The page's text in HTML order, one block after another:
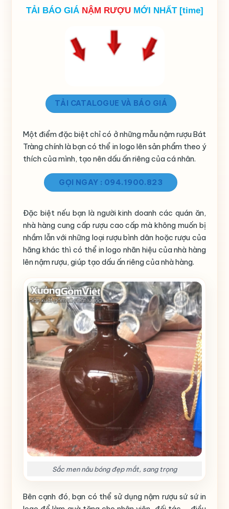
TẢI BÁO GIÁ NẬM RƯỢUMỚI NHẤT [time]
TẢI CATALOGUE VÀ BÁO GIÁ
Một điểm đặc biệt chỉ có ở những mẫu nậm rượu Bát
Tràng chính là bạn có thể in logo lên sản phẩm theo ý
thích của mình, tạo nên dấu ấn riêng của cá nhân.
GỌI NGAY : 094.1900.823
Đặc biệt nếu bạn là người kinh doanh các quán ăn,
nhà hàng cung cấp rượu cao cấp mà không muốn bị
nhầm lẫn với những loại rượu bình dân hoặc rượu của
hãng khác thì có thể in logo nhãn hiệu của nhà hàng
lên nậm rượu, giúp tạo dấu ấn riêng của nhà hàng.
Sắc men nâu bóng đẹp mắt, sang trọng
Bên cạnh đó, bạn có thể sử dụng nậm rượu sứ sứ in